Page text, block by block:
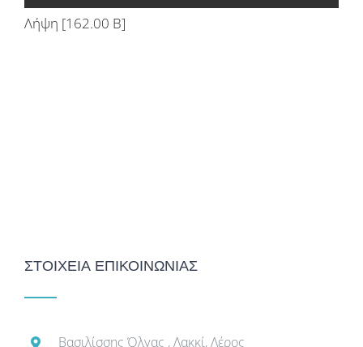
Λήψη [162.00 B]
ΣΤΟΙΧΕΙΑ ΕΠΙΚΟΙΝΩΝΙΑΣ
Βασιλίσσης Όλγας , Λακκί, Λέρος